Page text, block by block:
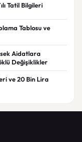
Tatil Bilgileri
Tablosu ve
Aidatlara
Değişiklikler
ve 20 Bin Lira